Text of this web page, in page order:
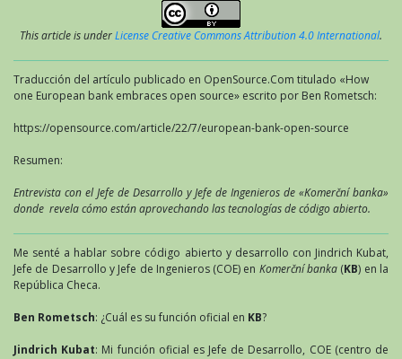
This article is underLicense Creative Commons Attribution 4.0 International.
Traducción del artículo publicado en OpenSource.Com titulado «How
one European bank embraces open source» escrito por Ben Rometsch:
https://opensource.com/article/22/7/european-bank-open-source
Resumen:
Entrevista con el Jefe de Desarrollo y Jefe de Ingenieros de «Komerční banka»
donde revela cómo están aprovechando las tecnologías de código abierto.
Me senté a hablar sobre código abierto y desarrollo con Jindrich Kubat,
Jefe de Desarrollo y Jefe de Ingenieros (COE) en Komerční banka (KB) en la
República Checa.
Ben Rometsch: ¿Cuál es su función oficial en KB?
Jindrich Kubat: Mi función oficial es Jefe de Desarrollo, COE (centro de